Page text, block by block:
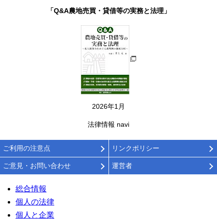
「Q&A農地売買・貸借等の実務と法理」
2026年1月
法律情報 navi
ご利用の注意点 リンクポリシー
ご意見・お問い合わせ 運営者
総合情報
個人の法律
個人と企業